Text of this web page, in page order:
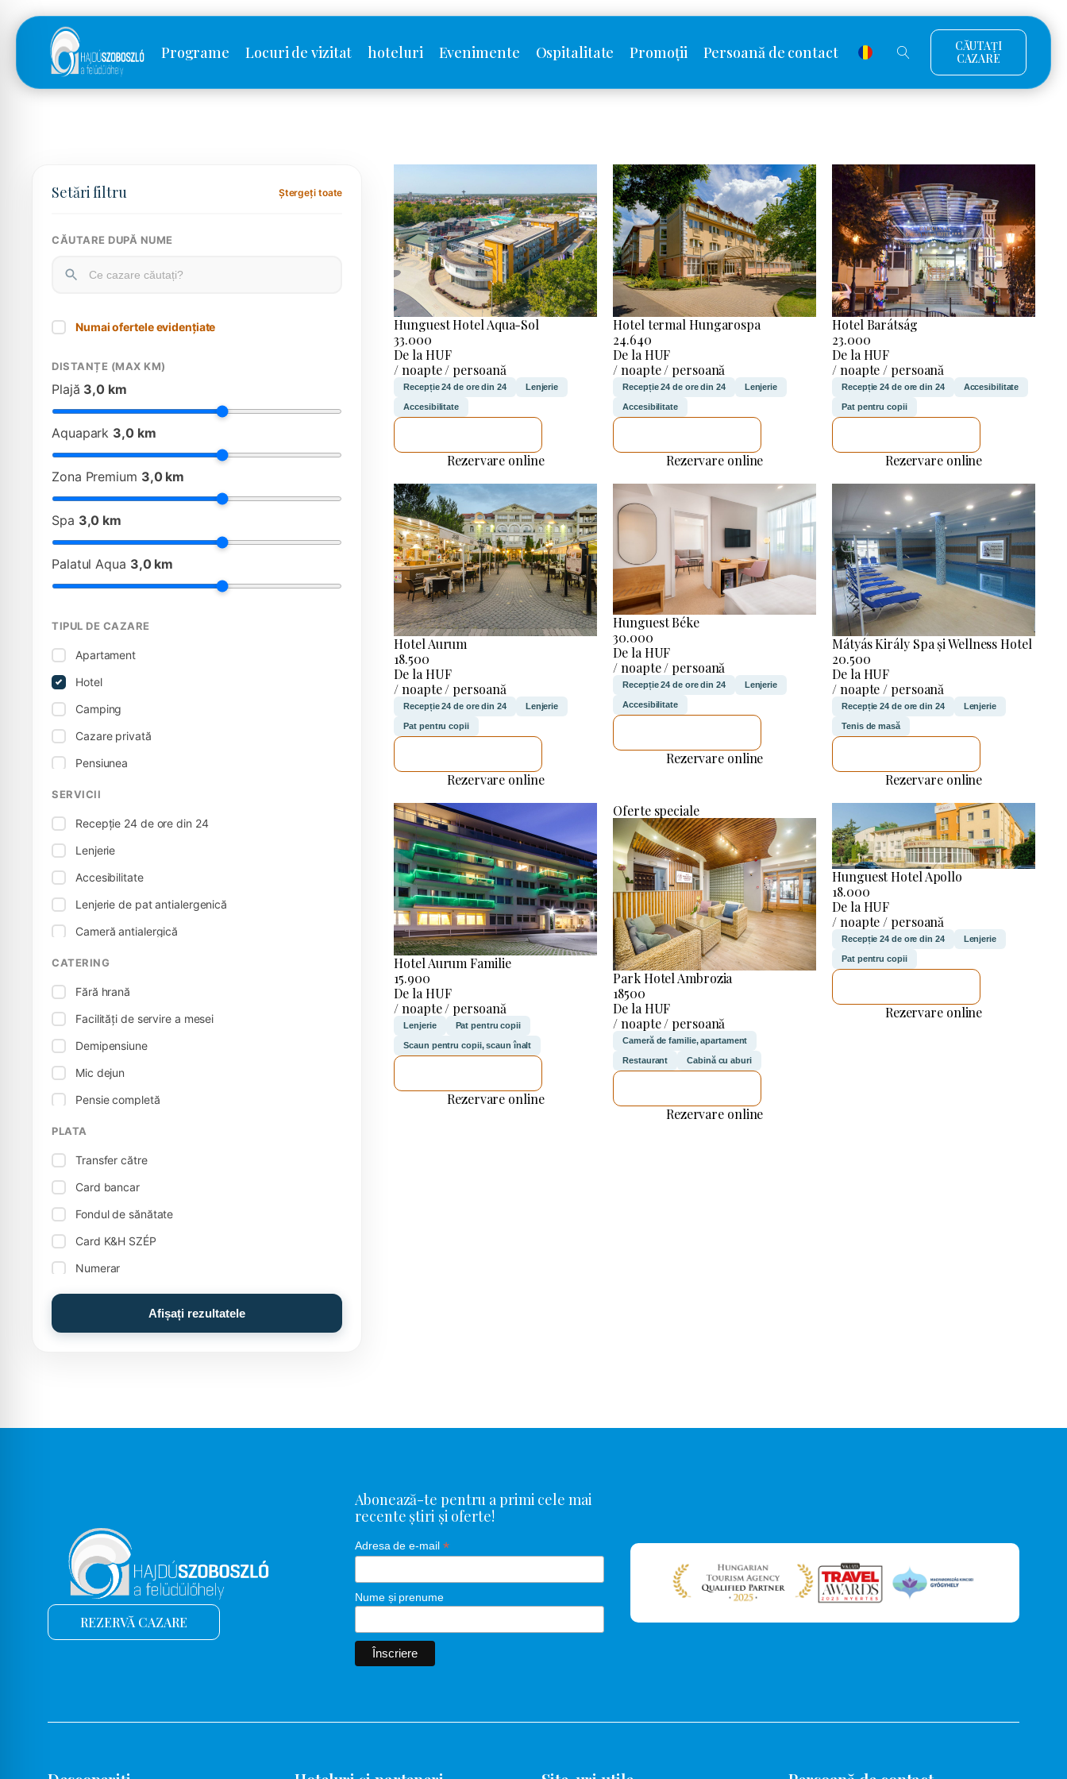
Programe Locuri de vizitat hoteluri Evenimente Ospitalitate Promoții Persoană de contact
CĂUTAȚI
CAZARE
Setări filtru Ștergeți toate
CĂUTARE DUPĂ NUME
Numai ofertele evidențiate
DISTANȚE (MAX KM)
Plajă 3,0 km
Aquapark 3,0 km
Zona Premium 3,0 km
Spa 3,0 km
Palatul Aqua 3,0 km
TIPUL DE CAZARE
Apartament
Hotel
Camping
Cazare privată
Pensiunea
Casă de oaspeți
SERVICII
Recepție 24 de ore din 24
Lenjerie
Accesibilitate
Lenjerie de pat antialergenică
Cameră antialergică
Conexiune electrică
Tenis de masă
Pat pentru copii
Prietenos cu bebelușii
Scaun pentru copii, scaun înalt
Piscină interioară
Aragaz electric
Restaurant
Parcela anuală
Tacâmuri
Congelator
CATERING
Fără hrană
Facilități de servire a mesei
Demipensiune
Mic dejun
Pensie completă
Bucătărie vegetariană
PLATA
Transfer către
Card bancar
Fondul de sănătate
Card K&H SZÉP
Numerar
Numerar: Euro (€)
Card MKB SZÉP
Afișați rezultatele
Hunguest Hotel Aqua-Sol
33.000
De la HUF
/ noapte / persoană
Recepție 24 de ore din 24 Lenjerie
Accesibilitate
Rezervare online
Hotel termal Hungarospa
24.640
De la HUF
/ noapte / persoană
Recepție 24 de ore din 24 Lenjerie
Accesibilitate
Rezervare online
Hotel Barátság
23.000
De la HUF
/ noapte / persoană
Recepție 24 de ore din 24 Accesibilitate
Pat pentru copii
Rezervare online
Hotel Aurum
18.500
De la HUF
/ noapte / persoană
Recepție 24 de ore din 24 Lenjerie
Pat pentru copii
Rezervare online
Hunguest Béke
30.000
De la HUF
/ noapte / persoană
Recepție 24 de ore din 24 Lenjerie
Accesibilitate
Rezervare online
Mátyás Király Spa și Wellness Hotel
20.500
De la HUF
/ noapte / persoană
Recepție 24 de ore din 24 Lenjerie
Tenis de masă
Rezervare online
Hotel Aurum Familie
15.900
De la HUF
/ noapte / persoană
Lenjerie Pat pentru copii
Scaun pentru copii, scaun înalt
Rezervare online
Oferte speciale
Park Hotel Ambrozia
18500
De la HUF
/ noapte / persoană
Cameră de familie, apartament
Restaurant Cabină cu aburi
Rezervare online
Hunguest Hotel Apollo
18.000
De la HUF
/ noapte / persoană
Recepție 24 de ore din 24 Lenjerie
Pat pentru copii
Rezervare online
REZERVĂ CAZARE
Abonează-te pentru a primi cele mai
recente știri și oferte!
Adresa de e-mail *
Nume și prenume